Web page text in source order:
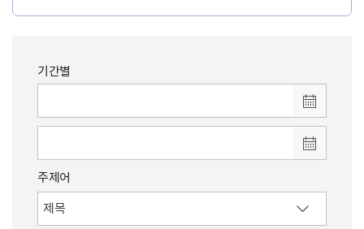
기간별
주제어